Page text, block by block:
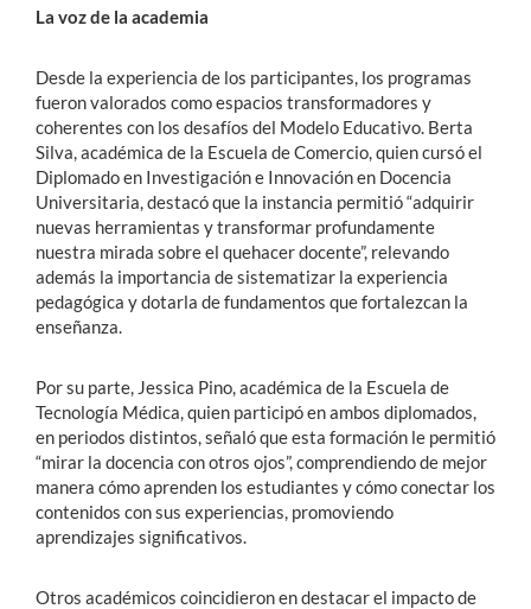
La voz de la academia
Desde la experiencia de los participantes, los programas
fueron valorados como espacios transformadores y
coherentes con los desafíos del Modelo Educativo. Berta
Silva, académica de la Escuela de Comercio, quien cursó el
Diplomado en Investigación e Innovación en Docencia
Universitaria, destacó que la instancia permitió “adquirir
nuevas herramientas y transformar profundamente
nuestra mirada sobre el quehacer docente”, relevando
además la importancia de sistematizar la experiencia
pedagógica y dotarla de fundamentos que fortalezcan la
enseñanza.
Por su parte, Jessica Pino, académica de la Escuela de
Tecnología Médica, quien participó en ambos diplomados,
en periodos distintos, señaló que esta formación le permitió
“mirar la docencia con otros ojos”, comprendiendo de mejor
manera cómo aprenden los estudiantes y cómo conectar los
contenidos con sus experiencias, promoviendo
aprendizajes significativos.
Otros académicos coincidieron en destacar el impacto de